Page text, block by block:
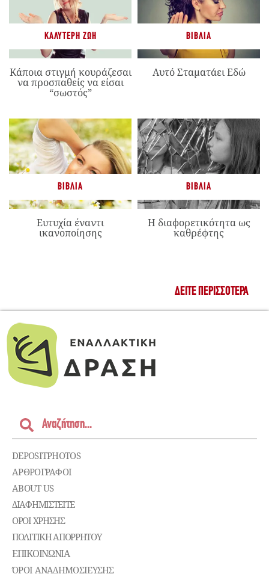
ΚΑΛΎΤΕΡΗ ΖΩΉ
Κάποια στιγμή κουράζεσαι
να προσπαθείς να είσαι
“σωστός”
ΒΙΒΛΊΑ
Αυτό Σταματάει Εδώ
ΒΙΒΛΊΑ
Ευτυχία έναντι
ικανοποίησης
ΒΙΒΛΊΑ
Η διαφορετικότητα ως
καθρέφτης
ΔΕΊΤΕ ΠΕΡΙΣΣΌΤΕΡΑ
DEPOSITPHOTOS
ΑΡΘΡΟΓΡΑΦΟΙ
ABOUT US
ΔΙΑΦΗΜΙΣΤΕΊΤΕ
ΌΡΟΙ ΧΡΉΣΗΣ
ΠΟΛΙΤΙΚΉ ΑΠΟΡΡΉΤΟΥ
ΕΠΙΚΟΙΝΩΝΊΑ
ΌΡΟΙ ΑΝΑΔΗΜΟΣΙΕΥΣΗΣ